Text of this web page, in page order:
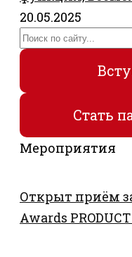
20.05.2025
Поиск
Стать
Мероприятия
Открыт приём
Awards